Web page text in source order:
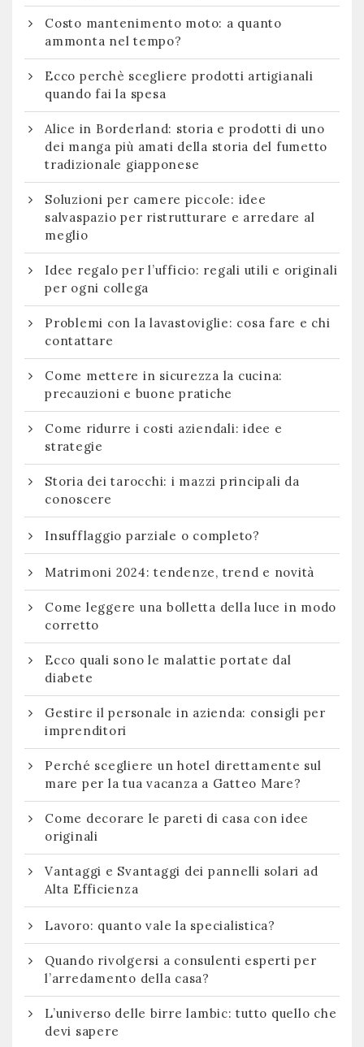
Costo mantenimento moto: a quanto
ammonta nel tempo?
Ecco perchè scegliere prodotti artigianali
quando fai la spesa
Alice in Borderland: storia e prodotti di uno
dei manga più amati della storia del fumetto
tradizionale giapponese
Soluzioni per camere piccole: idee
salvaspazio per ristrutturare e arredare al
meglio
Idee regalo per l’ufficio: regali utili e originali
per ogni collega
Problemi con la lavastoviglie: cosa fare e chi
contattare
Come mettere in sicurezza la cucina:
precauzioni e buone pratiche
Come ridurre i costi aziendali: idee e
strategie
Storia dei tarocchi: i mazzi principali da
conoscere
Insufflaggio parziale o completo?
Matrimoni 2024: tendenze, trend e novità
Come leggere una bolletta della luce in modo
corretto
Ecco quali sono le malattie portate dal
diabete
Gestire il personale in azienda: consigli per
imprenditori
Perché scegliere un hotel direttamente sul
mare per la tua vacanza a Gatteo Mare?
Come decorare le pareti di casa con idee
originali
Vantaggi e Svantaggi dei pannelli solari ad
Alta Efficienza
Lavoro: quanto vale la specialistica?
Quando rivolgersi a consulenti esperti per
l’arredamento della casa?
L’universo delle birre lambic: tutto quello che
devi sapere